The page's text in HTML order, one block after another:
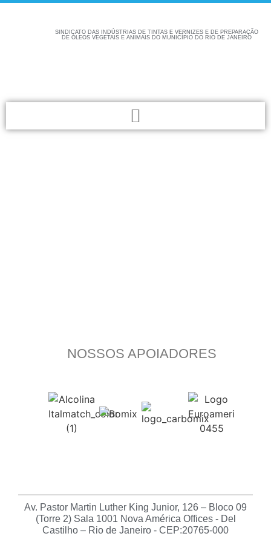
SINDICATO DAS INDÚSTRIAS DE TINTAS E VERNIZES E DE PREPARAÇÃO
DE ÓLEOS VEGETAIS E ANIMAIS DO MUNICÍPIO DO RIO DE JANEIRO
NOSSOS APOIADORES
Av. Pastor Martin Luther King Junior, 126 – Bloco 09
(Torre 2) Sala 1001 Nova América Offices - Del
Castilho – Rio de Janeiro - CEP:20765-000